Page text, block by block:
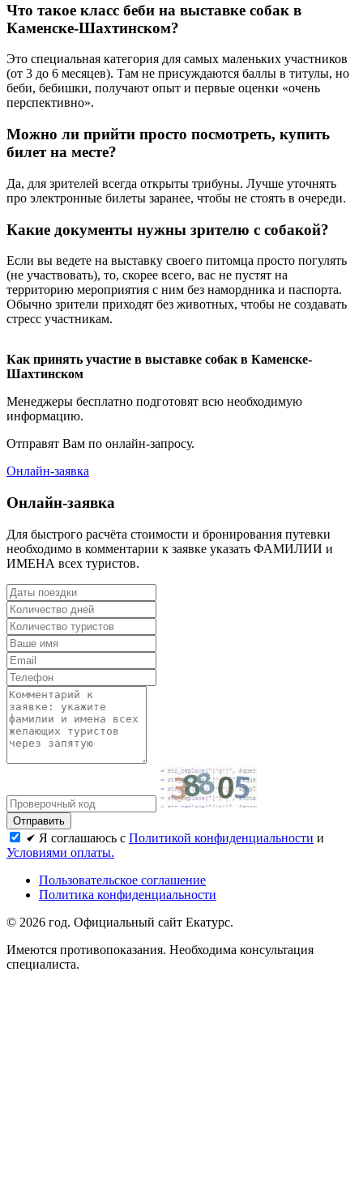
Что такое класс беби на выставке собак в
Каменске-Шахтинском?
Это специальная категория для самых маленьких участников
(от 3 до 6 месяцев). Там не присуждаются баллы в титулы, но
беби, бебишки, получают опыт и первые оценки «очень
перспективно».
Можно ли прийти просто посмотреть, купить
билет на месте?
Да, для зрителей всегда открыты трибуны. Лучше уточнять
про электронные билеты заранее, чтобы не стоять в очереди.
Какие документы нужны зрителю с собакой?
Если вы ведете на выставку своего питомца просто погулять
(не участвовать), то, скорее всего, вас не пустят на
территорию мероприятия с ним без намордника и паспорта.
Обычно зрители приходят без животных, чтобы не создавать
стресс участникам.
Как принять участие в выставке собак в Каменске-
Шахтинском
Менеджеры бесплатно подготовят всю необходимую
информацию.
Отправят Вам по онлайн-запросу.
Онлайн-заявка
Онлайн-заявка
Для быстрого расчёта стоимости и бронирования путевки
необходимо в комментарии к заявке указать ФАМИЛИИ и
ИМЕНА всех туристов.
Я соглашаюсь с Политикой конфиденциальности и
Условиями оплаты.
Пользовательское соглашение
Политика конфиденциальности
© 2026 год. Официальный сайт Екатурс.
Имеются противопоказания. Необходима консультация
специалиста.